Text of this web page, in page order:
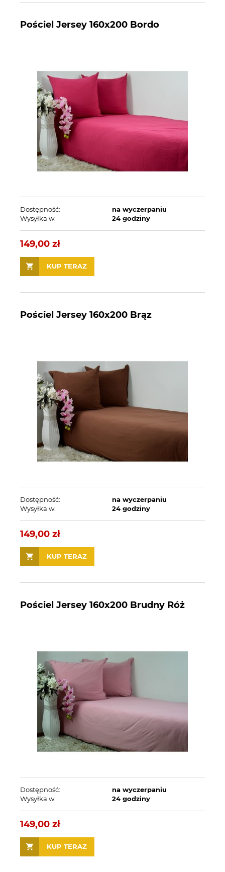
Pościel Jersey 160x200 Bordo
Dostępność:
na wyczerpaniu
Wysyłka w:
24 godziny
149,00 zł
KUP TERAZ
Pościel Jersey 160x200 Brąz
Dostępność:
na wyczerpaniu
Wysyłka w:
24 godziny
149,00 zł
KUP TERAZ
Pościel Jersey 160x200 Brudny Róż
Dostępność:
na wyczerpaniu
Wysyłka w:
24 godziny
149,00 zł
KUP TERAZ